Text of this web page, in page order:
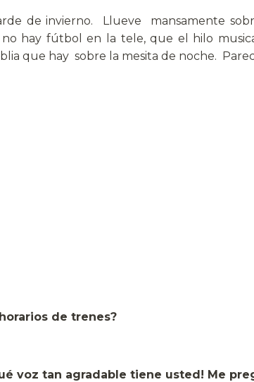
de invierno. Llueve mansamente
hay fútbol en la tele, que el hilo
que hay sobre la mesita de noche.
de trenes?
voz tan agradable tiene usted! Me